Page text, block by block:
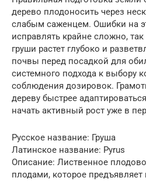
дерево плодоносить через
слабым саженцем. Ошибки на
исправлять крайне сложно,
груши растет глубоко и
почвы перед посадкой для
системного подхода к выбору
соблюдения дозировок.
дереву быстрее
начать активный рост уже в
Русское название: Груша
Латинское название: Pyrus
Описание: Лиственное
плодами, которое